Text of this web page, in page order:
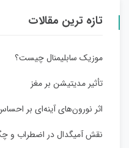
تازه ترین مقالات
موزیک سابلیمنال چیست؟
تأثیر مدیتیشن بر مغز
اثر نورون‌های آینه‌ای بر
نقش آمیگدال در اضطراب و